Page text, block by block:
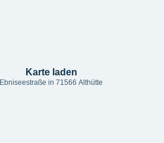
Karte laden
Ebniseestraße in 71566 Althütte